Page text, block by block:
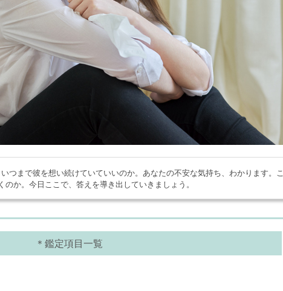
つまで彼を想い続けていていいのか。あなたの不安な気持ち、わかります。こ
か。今日ここで、答えを導き出していきましょう。
＊鑑定項目一覧